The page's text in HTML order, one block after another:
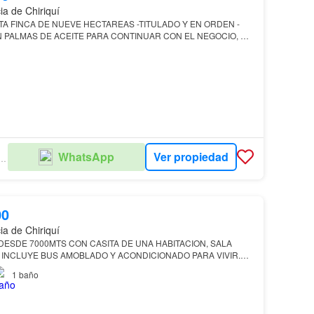
de Chiriquí
DE ACEITE PARA CONTINUAR CON EL NEGOCIO, O
WhatsApp Ver propiedad
de Chiriquí
JAULA PARA CONEJOS. FRENTE DE CALLE
UN LAGO PA…
1 baño